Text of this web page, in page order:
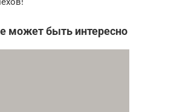
может быть интересно